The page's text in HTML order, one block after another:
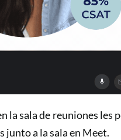
la sala de reuniones les
junto a la sala en Meet.